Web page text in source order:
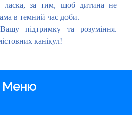
ласка, за тим, щоб дитина не
в темний час доби.
підтримку та розуміння.
канікул!
Меню